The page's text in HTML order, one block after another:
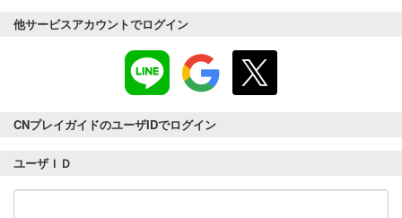
他サービスアカウントでログイン
CNプレイガイドのユーザIDでログイン
ユーザＩＤ